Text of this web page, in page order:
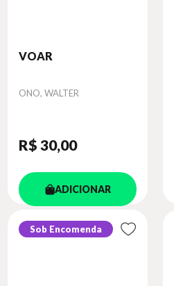
VOAR
Autor
ONO, WALTER
R$ 30,00
ADICIONAR
Sob Encomenda